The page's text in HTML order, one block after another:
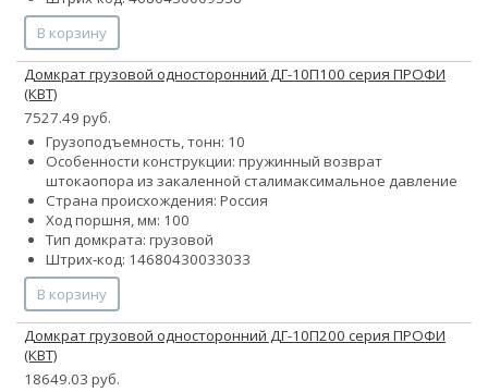
В корзину
Домкрат грузовой односторонний ДГ-10П100 серия ПРОФИ
(КВТ)
7527.49 руб.
Грузоподъемность, тонн: 10
Особенности конструкции: пружинный возврат
штокаопора из закаленной сталимаксимальное давление
Страна происхождения: Россия
Ход поршня, мм: 100
Тип домкрата: грузовой
Штрих-код: 14680430033033
В корзину
Домкрат грузовой односторонний ДГ-10П200 серия ПРОФИ
(КВТ)
18649.03 руб.